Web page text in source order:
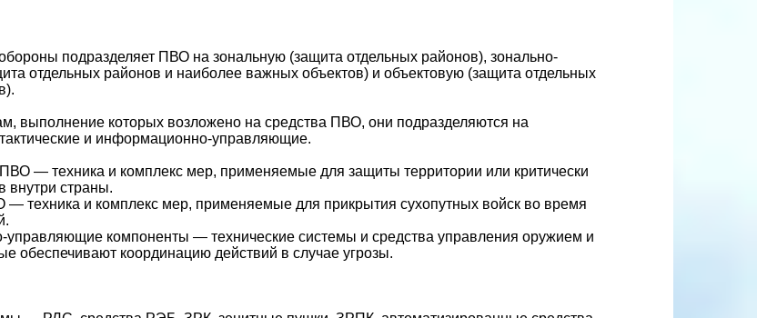
подразделяет ПВО на зональную (защита отдельных районов), зонально-
отдельных районов и наиболее важных объектов) и объектовую (защита отдельных
выполнение которых возложено на средства ПВО, они подразделяются на
тактические и информационно-управляющие.
ПВО — техника и комплекс мер, применяемые для защиты территории или критически
внутри страны.
— техника и комплекс мер, применяемые для прикрытия сухопутных войск во время
компоненты — технические системы и средства управления оружием и
обеспечивают координацию действий в случае угрозы.